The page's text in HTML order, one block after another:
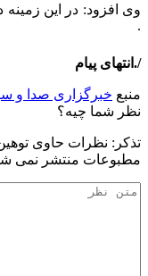
وی افزود: در این
.
/.انتهای پیام
منبع خبرگزاری صدا و
نظر شما چیه؟
تذكر: نظرات حاوی توهين
مطبوعات منتشر نمی